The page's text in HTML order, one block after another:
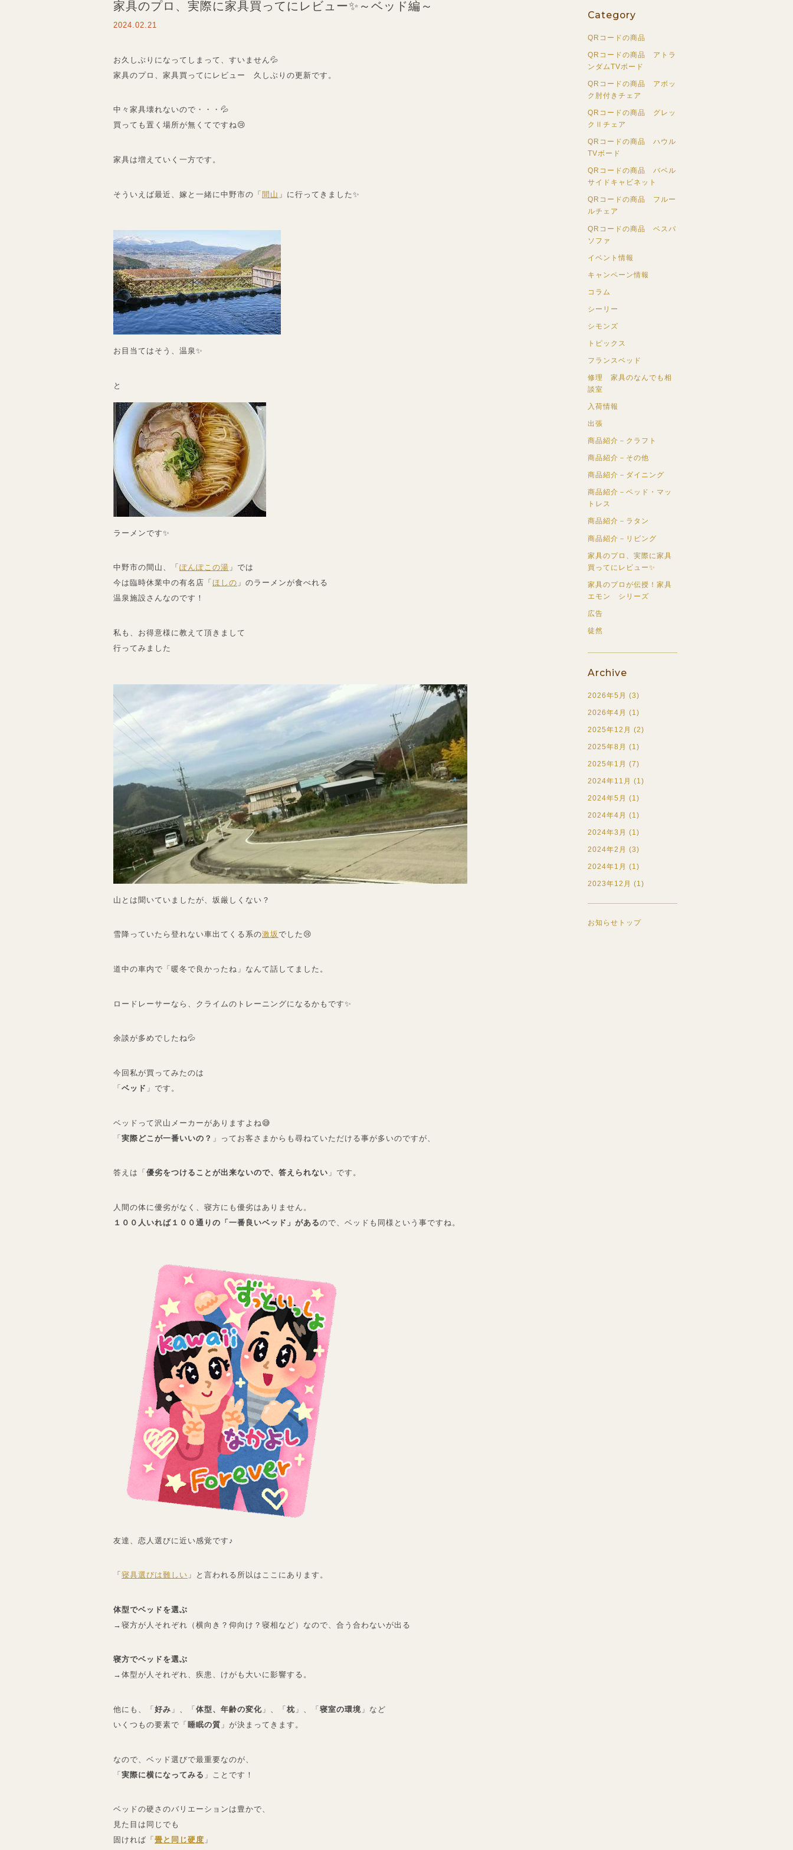
家具のプロ、実際に家具買ってにレビュー✨～ベッド編～
2024.02.21
お久しぶりになってしまって、すいません💦
家具のプロ、家具買ってにレビュー 久しぶりの更新です。
中々家具壊れないので・・・💦
買っても置く場所が無くてですね😢
家具は増えていく一方です。
そういえば最近、嫁と一緒に中野市の「間山 」に行ってきました✨
お目当てはそう、温泉✨
と
ラーメンです✨
中野市の間山、「 ぽんぽこの湯 」では
今は臨時休業中の有名店「 ほしの 」のラーメンが食べれる
温泉施設さんなのです！
私も、お得意様に教えて頂きまして
行ってみました
山とは聞いていましたが、坂厳しくない？
雪降っていたら登れない車出てくる系の激坂でした😢
道中の車内で「暖冬で良かったね」なんて話してました。
ロードレーサーなら、クライムのトレーニングになるかもです✨
余談が多めでしたね💦
今回私が買ってみたのは
「 ベッド 」です。
ベッドって沢山メーカーがありますよね😅
「実際どこが一番いいの？ 」ってお客さまからも尋ねていただける事が多いのですが、
答えは「 優劣をつけることが出来ないので、答えられない 」です。
人間の体に優劣がなく、寝方にも優劣はありません。
１００人いれば１００通りの「一番良いベッド」があるので、ベッドも同様という事ですね。
友達、恋人選びに近い感覚です♪
「 寝具選びは難しい 」と言われる所以はここにあります。
体型でベッドを選ぶ
→寝方が人それぞれ（横向き？仰向け？寝相など）なので、合う合わないが出る
寝方でベッドを選ぶ
→体型が人それぞれ、疾患、けがも大いに影響する。
他にも、「 好み 」、「 体型、年齢の変化 」、「 枕 」、「 寝室の環境 」など
いくつもの要素で「 睡眠の質 」が決まってきます。
なので、ベッド選びで最重要なのが、
「実際に横になってみる 」ことです！
ベッドの硬さのバリエーションは豊かで、
見た目は同じでも
固ければ「 畳と同じ硬度 」
Category
QRコードの商品
QRコードの商品 アトラ
ンダムTVボード
QRコードの商品 アボッ
ク肘付きチェア
QRコードの商品 グレッ
クⅡチェア
QRコードの商品 ハウル
TVボード
QRコードの商品 バベル
サイドキャビネット
QRコードの商品 フルー
ルチェア
QRコードの商品 ベスパ
ソファ
イベント情報
キャンペーン情報
コラム
シーリー
シモンズ
トピックス
フランスベッド
修理 家具のなんでも相
談室
入荷情報
出張
商品紹介－クラフト
商品紹介－その他
商品紹介－ダイニング
商品紹介－ベッド・マッ
トレス
商品紹介－ラタン
商品紹介－リビング
家具のプロ、実際に家具
買ってにレビュー✨
家具のプロが伝授！家具
エモン シリーズ
広告
徒然
Archive
2026年5月 (3)
2026年4月 (1)
2025年12月 (2)
2025年8月 (1)
2025年1月 (7)
2024年11月 (1)
2024年5月 (1)
2024年4月 (1)
2024年3月 (1)
2024年2月 (3)
2024年1月 (1)
2023年12月 (1)
お知らせトップ